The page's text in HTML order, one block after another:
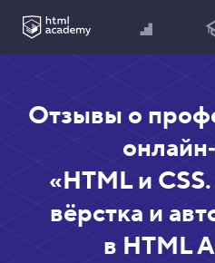
Отзывы о
«HTML и
вёрстка и
в HTML